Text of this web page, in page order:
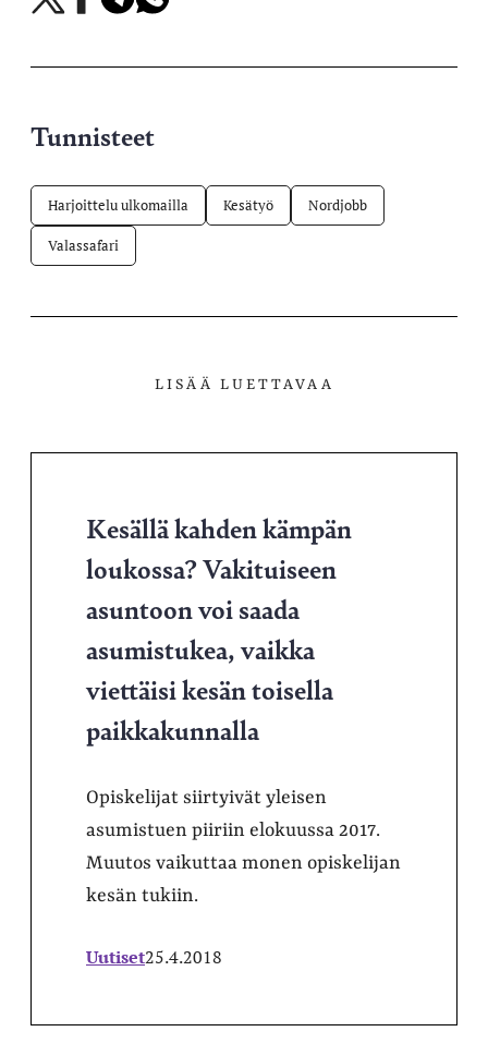
X-
Facebookissa
Telegramissa
WhatsAppissa
Tunnisteet
Harjoittelu ulkomailla Kesätyö Nordjobb
Valassafari
LISÄÄ LUETTAVAA
Kesällä kahden kämpän
loukossa? Vakituiseen
asuntoon voi saada
asumistukea, vaikka
viettäisi kesän toisella
paikkakunnalla
Opiskelijat siirtyivät yleisen
asumistuen piiriin elokuussa 2017.
Muutos vaikuttaa monen opiskelijan
kesän tukiin.
Uutiset25.4.2018